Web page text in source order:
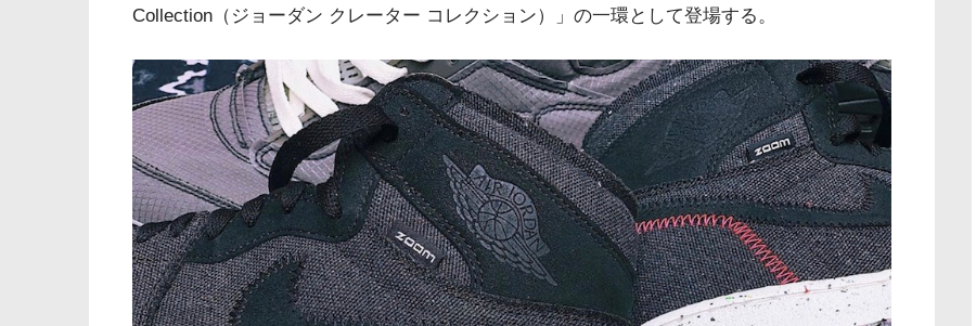
Collection（ジョーダン クレーター コレクション）」の一環として登場する。